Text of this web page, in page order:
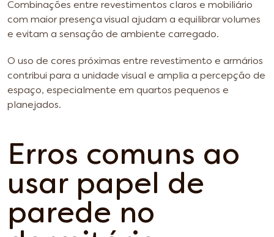
Combinações entre revestimentos claros e mobiliário
com maior presença visual ajudam a equilibrar volumes
e evitam a sensação de ambiente carregado.
O uso de cores próximas entre revestimento e armários
contribui para a unidade visual e amplia a percepção de
espaço, especialmente em quartos pequenos e
planejados.
Erros comuns ao
usar papel de
parede no